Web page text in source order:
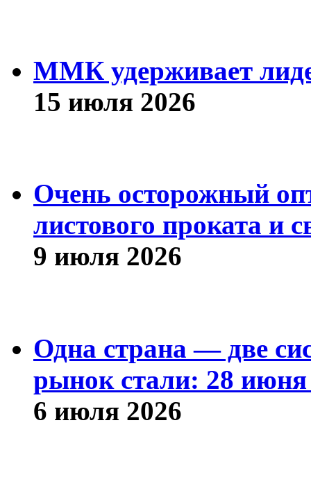
ММК удерживает
15 июля 2026
Очень осторожный
листового проката и
9 июля 2026
Одна страна — две
рынок стали: 28
6 июля 2026